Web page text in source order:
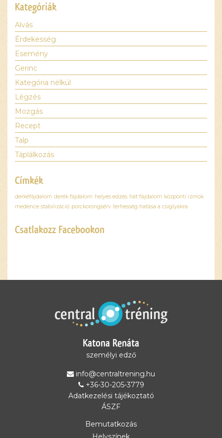
Kategóriák
Alvás
Érdekesség
Esemény
Gerinc
Kategória nélkül
Légzés
Mozgás
Recept
Talp
Táplálkozás
Címkék
derkéfájdalom derék fájdalom helyes edzés hát fájdalom központi izmok
medence stabilizáció porckorongsérv terhesség hatása a csiglyákra
Csatlakozz Facebookon
blokkolva
Katona Renáta
személyi edző
info@centraltrening.hu
+36-30-205-3779
Adatkezelési tájékoztató
ÁSZF
Bemutatkozás